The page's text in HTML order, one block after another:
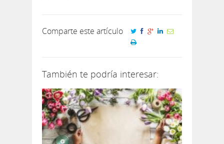
Comparte este artículo
También te podría interesar: